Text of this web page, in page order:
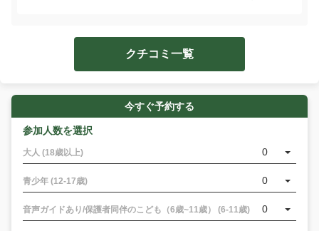
クチコミ一覧
今すぐ予約する
参加人数を選択
大人 (18歳以上) 0
青少年 (12-17歳) 0
音声ガイドあり/保護者同伴のこども（6歳~11歳） (6-11歳) 0